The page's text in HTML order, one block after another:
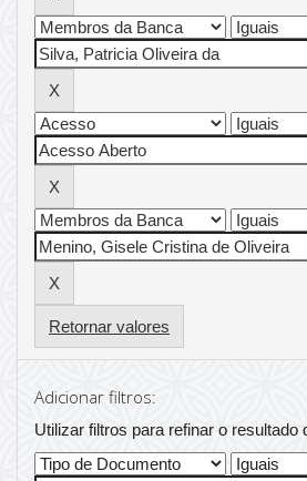
Retornar valores
Adicionar filtros:
Utilizar filtros para refinar o resultado